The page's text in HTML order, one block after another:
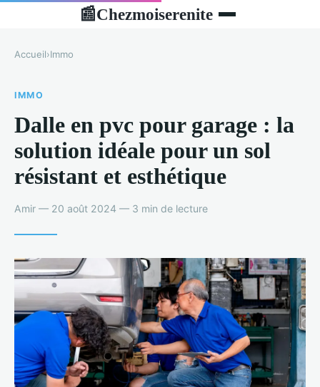
📰Chezmoiserenite
Accueil›Immo
IMMO
Dalle en pvc pour garage : la
solution idéale pour un sol
résistant et esthétique
Amir — 20 août 2024 — 3 min de lecture